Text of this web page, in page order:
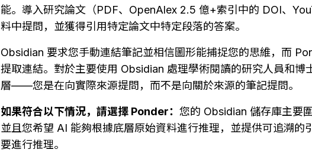
能。導入研究論文（PDF、OpenAlex 2.5 億+索引中的 DOI、
料中提問，並獲得引用特定論文中特定段落的答案。
Obsidian 要求您手動連結筆記並相信圖形能捕捉您的思維，而
提取連結。對於主要使用 Obsidian 處理學術閱讀的研究人員和博
層——您是在向實際來源提問，而不是向關於來源的筆記提問。
如果符合以下情況，請選擇 Ponder： 您的 Obsidian 儲存庫主要
並且您希望 AI 能夠根據底層原始資料進行推理，並提供可追溯的
要進行推理。